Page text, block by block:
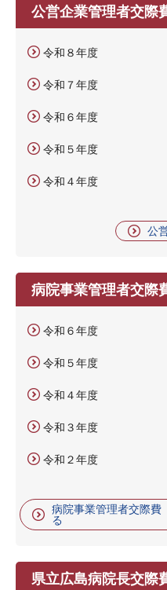
公営企業管理者交際
令和８年度
令和７年度
令和６年度
令和５年度
令和４年度
公
病院事業管理者交際
令和６年度
令和５年度
令和４年度
令和３年度
令和２年度
病院事業管理者交際費
る
県立広島病院長交際